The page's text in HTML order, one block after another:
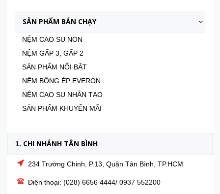
SẢN PHẨM BÁN CHẠY
NỆM CAO SU NON
NỆM GẤP 3, GẤP 2
SẢN PHẨM NỔI BẬT
NỆM BÔNG ÉP EVERON
NỆM CAO SU NHÂN TẠO
SẢN PHẨM KHUYẾN MÃI
1. CHI NHÁNH TÂN BÌNH
234 Trường Chinh, P.13, Quận Tân Bình, TP.HCM
Điện thoại: (028) 6656 4444/ 0937 552200